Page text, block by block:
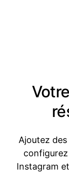
Ajoutez
Instagram